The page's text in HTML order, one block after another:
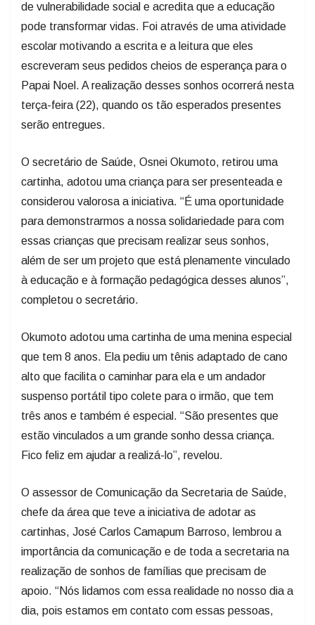
de vulnerabilidade social e acredita que a educação
pode transformar vidas. Foi através de uma atividade
escolar motivando a escrita e a leitura que eles
escreveram seus pedidos cheios de esperança para o
Papai Noel. A realização desses sonhos ocorrerá nesta
terça-feira (22), quando os tão esperados presentes
serão entregues.
O secretário de Saúde, Osnei Okumoto, retirou uma
cartinha, adotou uma criança para ser presenteada e
considerou valorosa a iniciativa. “É uma oportunidade
para demonstrarmos a nossa solidariedade para com
essas crianças que precisam realizar seus sonhos,
além de ser um projeto que está plenamente vinculado
à educação e à formação pedagógica desses alunos”,
completou o secretário.
Okumoto adotou uma cartinha de uma menina especial
que tem 8 anos. Ela pediu um tênis adaptado de cano
alto que facilita o caminhar para ela e um andador
suspenso portátil tipo colete para o irmão, que tem
três anos e também é especial. “São presentes que
estão vinculados a um grande sonho dessa criança.
Fico feliz em ajudar a realizá-lo”, revelou.
O assessor de Comunicação da Secretaria de Saúde,
chefe da área que teve a iniciativa de adotar as
cartinhas, José Carlos Camapum Barroso, lembrou a
importância da comunicação e de toda a secretaria na
realização de sonhos de famílias que precisam de
apoio. “Nós lidamos com essa realidade no nosso dia a
dia, pois estamos em contato com essas pessoas,